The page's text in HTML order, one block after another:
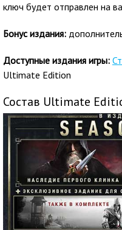
ключ будет отправлен на
Бонус издания:
Доступные издания игры:
Ultimate Edition
Состав Ultimate